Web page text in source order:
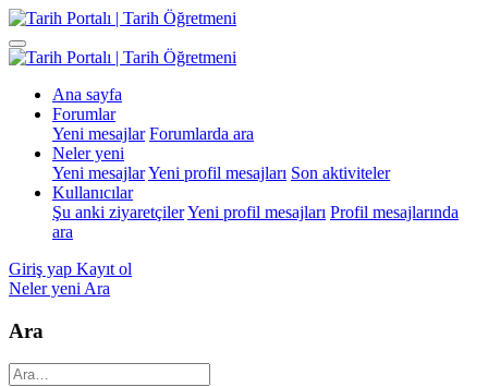
Ana sayfa
Forumlar
Yeni mesajlar Forumlarda ara
Neler yeni
Yeni mesajlarYeni profil mesajları Son aktiviteler
Kullanıcılar
Şu anki ziyaretçilerYeni profil mesajları Profil mesajlarında
ara
Giriş yap Kayıt ol
Neler yeni Ara
Ara